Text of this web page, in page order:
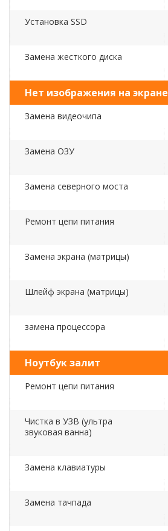
Установка SSD
Замена жесткого диска
Нет изображения на экране
Замена видеочипа
Замена ОЗУ
Замена северного моста
Ремонт цепи питания
Замена экрана (матрицы)
Шлейф экрана (матрицы)
замена процессора
Ноутбук залит
Ремонт цепи питания
Чистка в УЗВ (ультра
звуковая ванна)
Замена клавиатуры
Замена тачпада